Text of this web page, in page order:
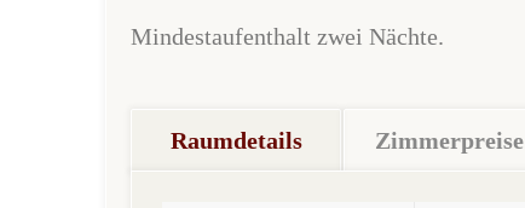
Mindestaufenthalt zwei Nächte.
Raumdetails Zimmerpreise